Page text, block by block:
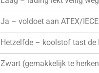
Ja – voldoet aan ATEX/
Hetzelfde – koolstof tast de
Zwart (gemakkelijk te